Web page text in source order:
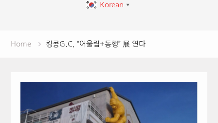
Korean ▼
Home 킹콩G.C, “어울림+동행” 展 연다